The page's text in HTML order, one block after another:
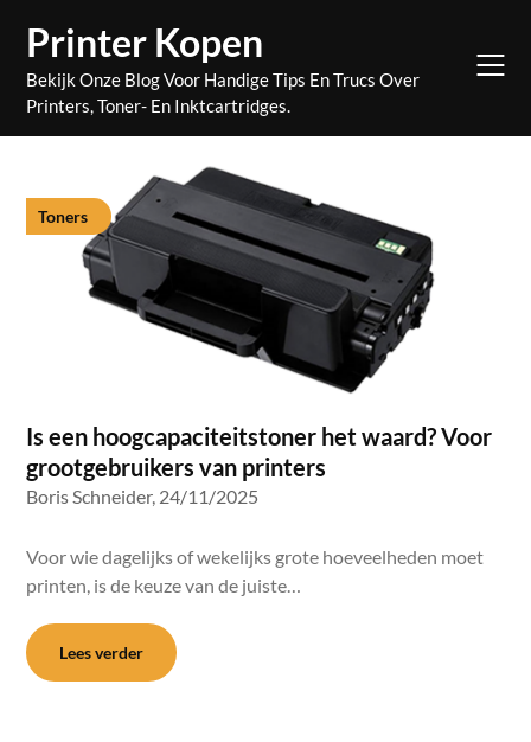
content
Printer Kopen
Bekijk Onze Blog Voor Handige Tips En Trucs Over
Printers, Toner- En Inktcartridges.
Toners
Is een hoogcapaciteitstoner het waard? Voor
grootgebruikers van printers
Boris Schneider, 24/11/2025
Voor wie dagelijks of wekelijks grote hoeveelheden moet
printen, is de keuze van de juiste…
Lees verder